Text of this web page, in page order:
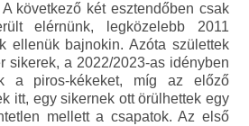
következő két esztendőben csak
elérnünk, legközelebb 2011
ellenük bajnokin. Azóta születtek
sikerek, a 2022/2023-as idényben
a piros-kékeket, míg az előző
itt, egy sikernek ott örülhettek egy
mellett a csapatok. Az első